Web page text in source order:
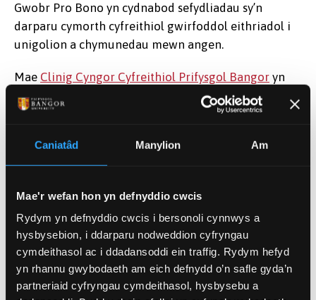
Caniatâd Manylion Am
Mae'r wefan hon yn defnyddio cwcis
Rydym yn defnyddio cwcis i bersonoli cynnwys a
hysbysebion, i ddarparu nodweddion cyfryngau
cymdeithasol ac i ddadansoddi ein traffig. Rydym hefyd
yn rhannu gwybodaeth am eich defnydd o’n safle gyda’n
partneriaid cyfryngau cymdeithasol, hysbysebu a
Some of the BULAC
members with Director,
Gwobr Pro Bono yn cydnabod sefydliadau sy’n
darparu cymorth cyfreithiol gwirfoddol eithriadol i
unigolion a chymunedau mewn angen.
Mae Clinig Cyngor Cyfreithiol Prifysgol Bangor yn
darparu cyngor cyfreithiol am ddim i’r cyhoedd, gan
roi cyfle i fyfyrwyr gael profiad ymarferol o’r gyfraith
gynnwys ymhlith yr enillwyr terfynol yn adlewyrchu
ei ffocws cryf ar y gymuned a’i ymrwymiad i
Bydd yr holl enillwyr terfynol yn symud ymlaen i’r
cam nesaf: cyfweliadau wyneb yn wyneb gyda’r panel
beirniadu yn ddiweddarach y mis hwn. Cyhoeddir yr
enillwyr mewn seremoni wobrwyo ddydd Iau, 5
Mehefin yn Ngwesty'r Marriott Caerdydd.